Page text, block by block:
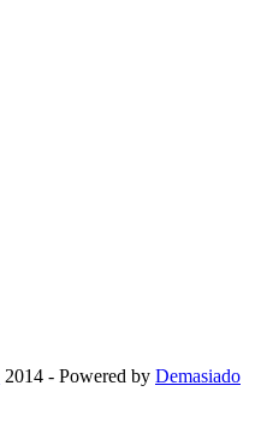
2014 - Powered by Demasiado